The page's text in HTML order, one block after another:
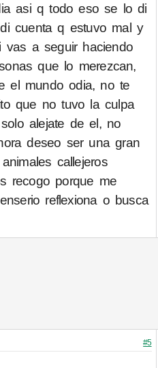
asi q todo eso se lo di
cuenta q estuvo mal y
vas a seguir haciendo
que lo merezcan,
el mundo odia, no te
que no tuvo la culpa
alejate de el, no
deseo ser una gran
callejeros
recogo porque me
reflexiona o busca
#5